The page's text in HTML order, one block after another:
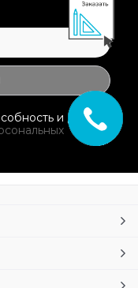
и даю